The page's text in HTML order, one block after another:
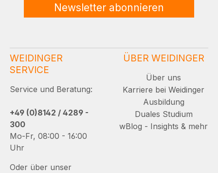
Newsletter abonnieren
WEIDINGER
SERVICE
Service und Beratung:
+49 (0)8142 / 4289 -
300
Mo-Fr, 08:00 - 16:00
Uhr
Oder über unser
ÜBER WEIDINGER
Über uns
Karriere bei Weidinger
Ausbildung
Duales Studium
wBlog - Insights & mehr